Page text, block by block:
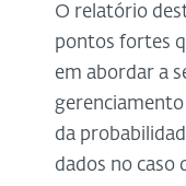
O relatório
pontos fortes
em abordar a
da
dados no caso